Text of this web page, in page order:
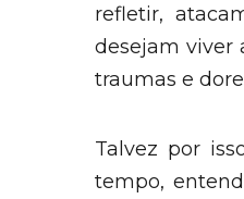
refletir,
desejam viver
traumas e
Talvez por
tempo,